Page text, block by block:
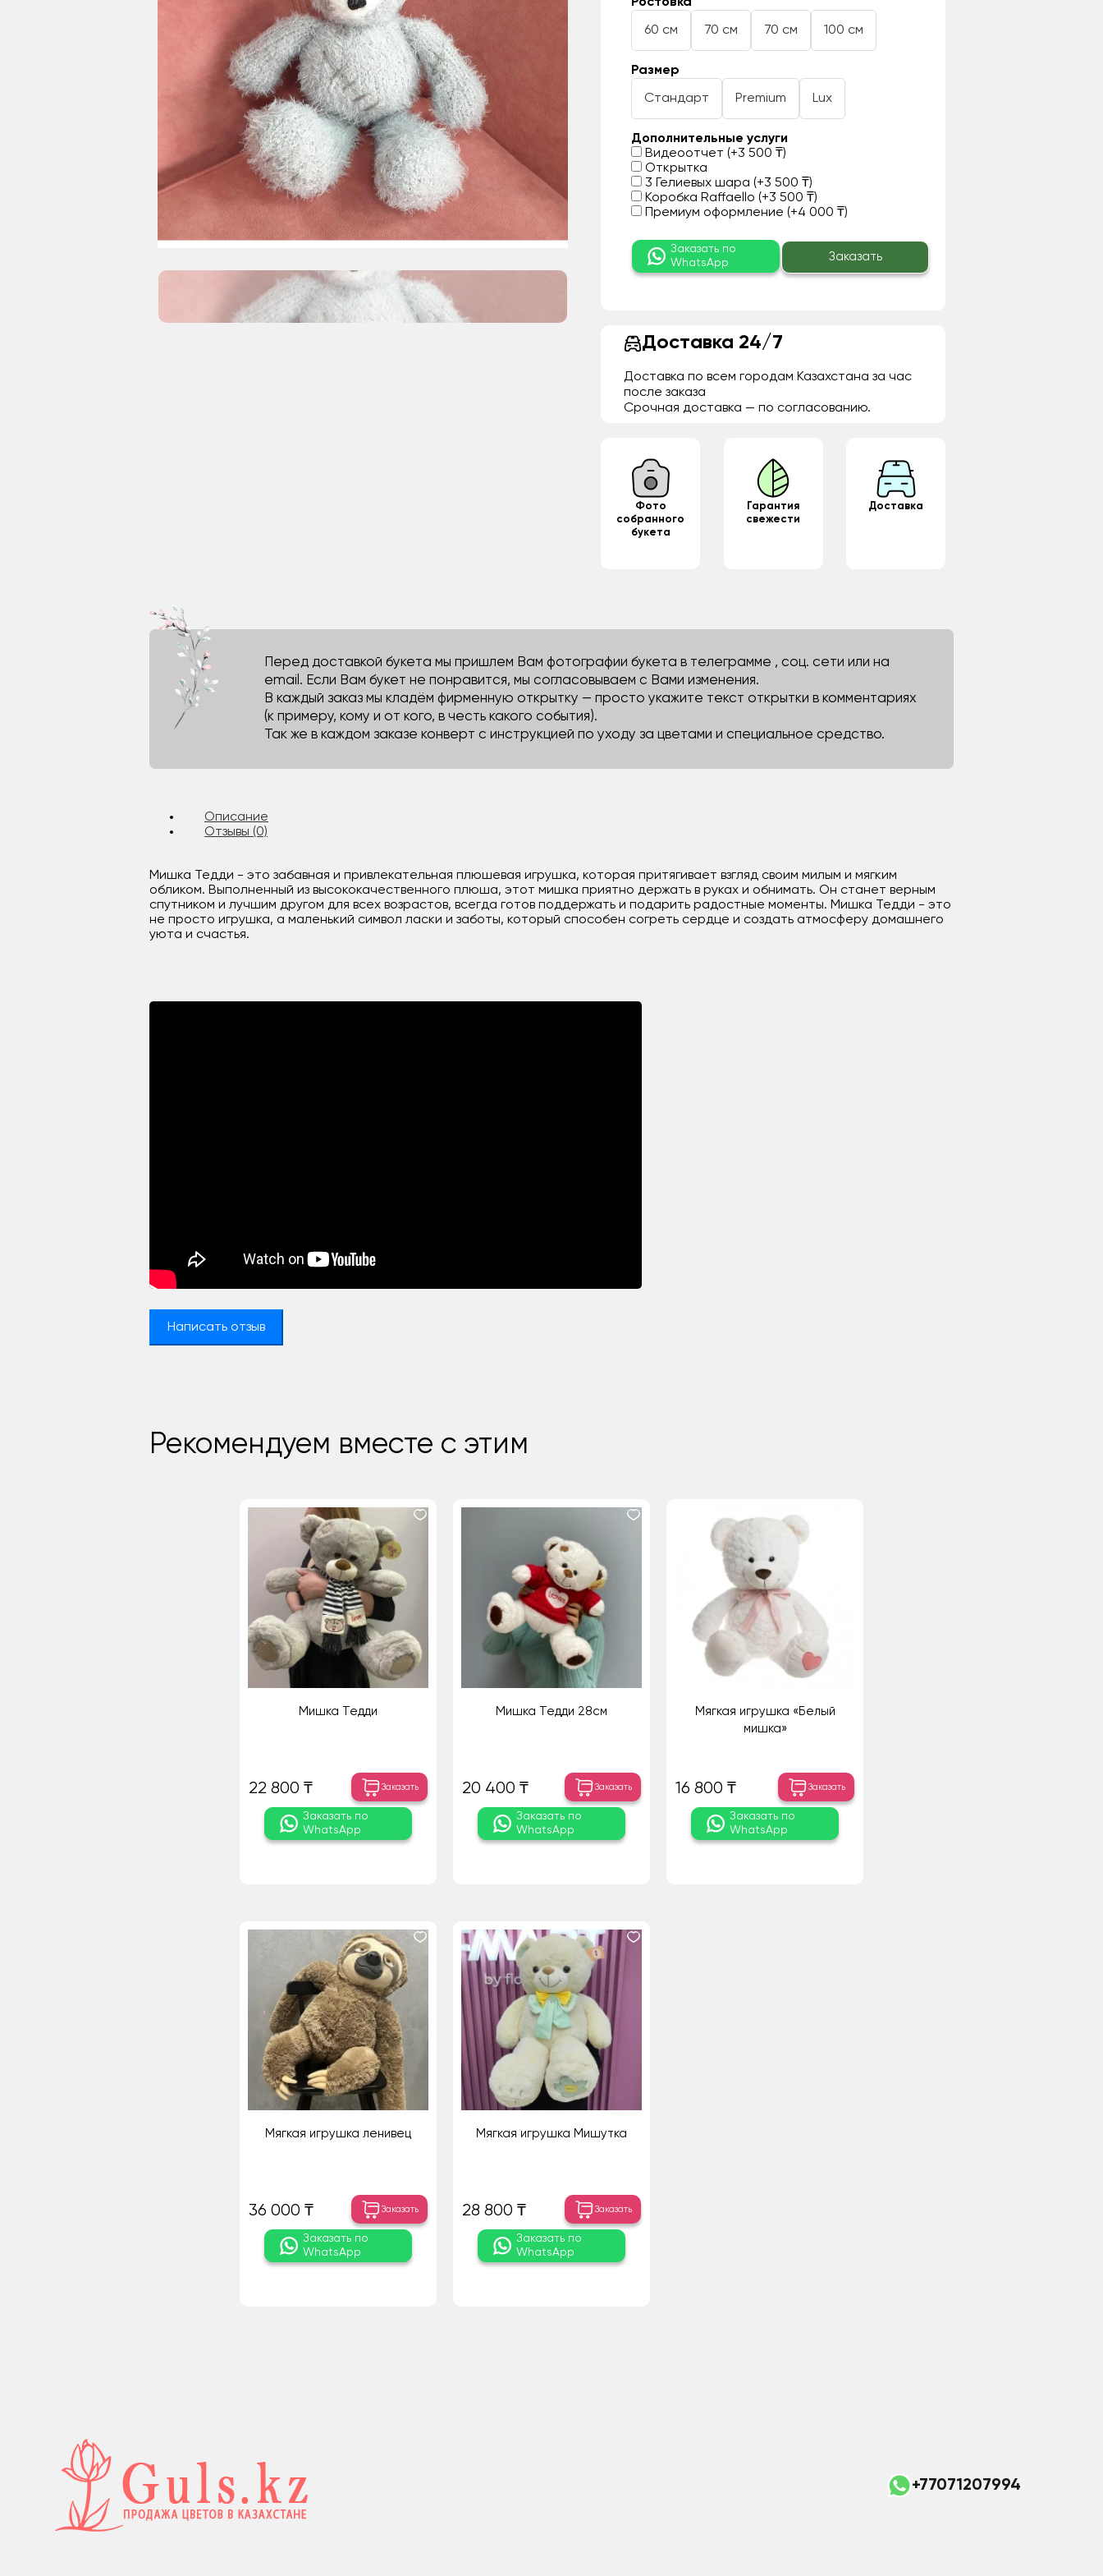
60 см 70 см 70 см 100 см
Размер
Стандарт Premium Lux
Дополнительные услуги
Видеоотчет (+3 500 ₸)
Открытка
3 Гелиевых шара (+3 500 ₸)
Коробка Raffaello (+3 500 ₸)
Премиум оформление (+4 000 ₸)
Заказать по
WhatsApp
Заказать
Доставка 24/7
Доставка по всем городам Казахстана за час
после заказа
Срочная доставка — по согласованию.
Фото
собранного
букета
Гарантия
свежести
Доставка
Перед доставкой букета мы пришлем Вам фотографии букета в телеграмме , соц. сети или на
email. Если Вам букет не понравится, мы согласовываем с Вами изменения.
В каждый заказ мы кладём фирменную открытку — просто укажите текст открытки в комментариях
(к примеру, кому и от кого, в честь какого события).
Так же в каждом заказе конверт с инструкцией по уходу за цветами и специальное средство.
Описание
Отзывы (0)
Мишка Тедди - это забавная и привлекательная плюшевая игрушка, которая притягивает взгляд своим милым и мягким
обликом. Выполненный из высококачественного плюша, этот мишка приятно держать в руках и обнимать. Он станет верным
спутником и лучшим другом для всех возрастов, всегда готов поддержать и подарить радостные моменты. Мишка Тедди - это
не просто игрушка, а маленький символ ласки и заботы, который способен согреть сердце и создать атмосферу домашнего
уюта и счастья.
Написать отзыв
Рекомендуем вместе с этим
Мишка Тедди
22 800 ₸ Заказать
Заказать по
WhatsApp
Мишка Тедди 28см
20 400 ₸ Заказать
Заказать по
WhatsApp
Мягкая игрушка «Белый
мишка»
16 800 ₸ Заказать
Заказать по
WhatsApp
Мягкая игрушка ленивец
36 000 ₸ Заказать
Заказать по
WhatsApp
Мягкая игрушка Мишутка
28 800 ₸ Заказать
Заказать по
WhatsApp
+77071207994